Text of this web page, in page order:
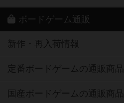
ボードゲーム通販
新作・再入荷情報
定番ボードゲームの通販商品
国産ボードゲームの通販商品